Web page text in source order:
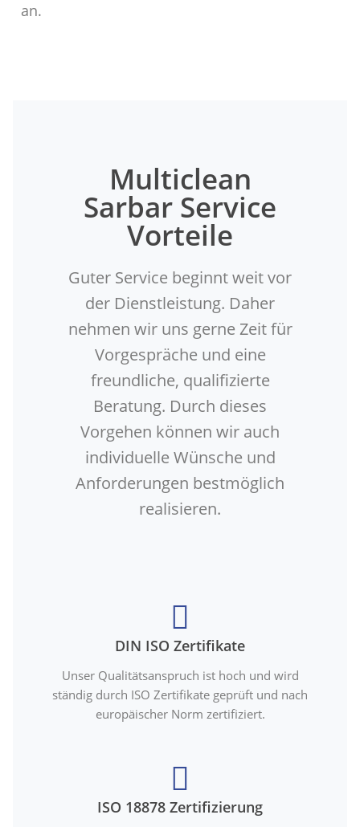
an.
Multiclean
Sarbar Service
Vorteile
Guter Service beginnt weit vor
der Dienstleistung. Daher
nehmen wir uns gerne Zeit für
Vorgespräche und eine
freundliche, qualifizierte
Beratung. Durch dieses
Vorgehen können wir auch
individuelle Wünsche und
Anforderungen bestmöglich
realisieren.
DIN ISO Zertifikate
Unser Qualitätsanspruch ist hoch und wird
ständig durch ISO Zertifikate geprüft und nach
europäischer Norm zertifiziert.
ISO 18878 Zertifizierung